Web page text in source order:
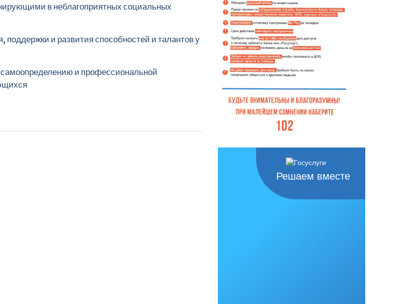
в неблагоприятных социальных
поддержки и развития способностей и талантов у
и профессиональной
Решаем вместе